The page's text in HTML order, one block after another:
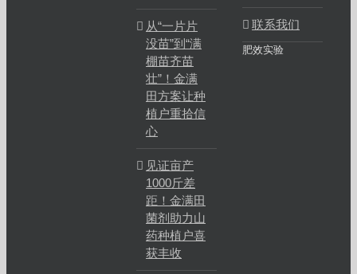
从“一片片
没苗”到“满
棚苗齐苗
壮”！金满
田方案让种
植户重拾信
心
见证亩产
1000斤差
距！金满田
菌剂助力山
药种植户喜
获丰收
联系我们
肥效实验